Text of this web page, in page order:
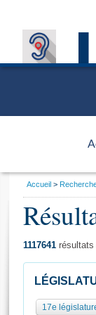
Vous
Accueil Recherche
1117641 résultats
17e